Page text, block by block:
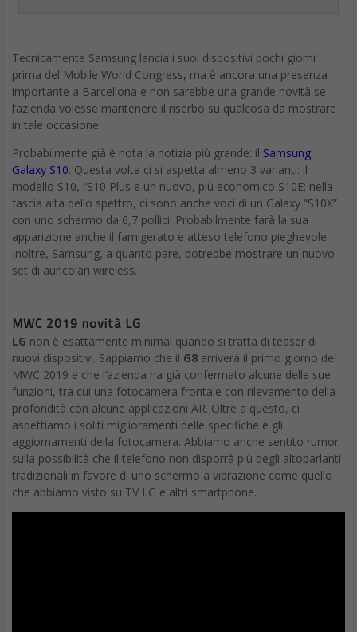
Tecnicamente Samsung lancia i suoi dispositivi pochi giorni
prima del Mobile World Congress, ma è ancora una presenza
importante a Barcellona e non sarebbe una grande novità se
l’azienda volesse mantenere il riserbo su qualcosa da mostrare
in tale occasione.
Probabilmente già è nota la notizia più grande: il Samsung
Galaxy S10. Questa volta ci si aspetta almeno 3 varianti: il
modello S10, l’S10 Plus e un nuovo, più economico S10E; nella
fascia alta dello spettro, ci sono anche voci di un Galaxy “S10X”
con uno schermo da 6,7 pollici. Probabilmente farà la sua
apparizione anche il famigerato e atteso telefono pieghevole.
Inoltre, Samsung, a quanto pare, potrebbe mostrare un nuovo
set di auricolari wireless.
MWC 2019 novità LG
LG non è esattamente minimal quando si tratta di teaser di
nuovi dispositivi. Sappiamo che il G8 arriverà il primo giorno del
MWC 2019 e che l’azienda ha già confermato alcune delle sue
funzioni, tra cui una fotocamera frontale con rilevamento della
profondità con alcune applicazioni AR. Oltre a questo, ci
aspettiamo i soliti miglioramenti delle specifiche e gli
aggiornamenti della fotocamera. Abbiamo anche sentito rumor
sulla possibilità che il telefono non disporrà più degli altoparlanti
tradizionali in favore di uno schermo a vibrazione come quello
che abbiamo visto su TV LG e altri smartphone.